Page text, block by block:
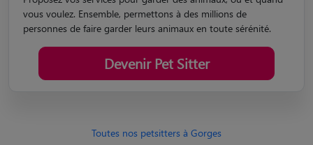
vous voulez. Ensemble, permettons à des millions de
personnes de faire garder leurs animaux en toute sérénité.
Devenir Pet Sitter
Toutes nos petsitters à Gorges